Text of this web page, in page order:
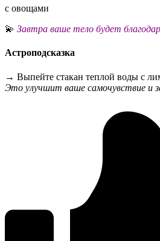
с овощами
💫 Завтра ваше тело будет
Астроподсказка
→ Выпейте стакан теплой воды с
Это улучшит ваше самочувствие и